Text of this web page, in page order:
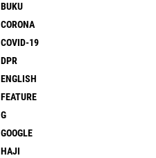
BUKU
CORONA
COVID-19
DPR
ENGLISH
FEATURE
G
GOOGLE
HAJI